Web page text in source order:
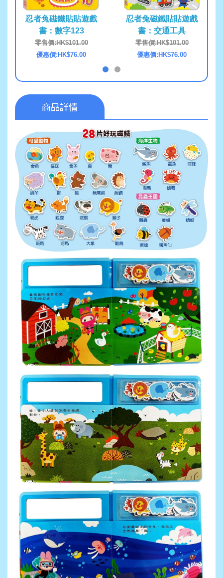
忍者兔磁鐵貼貼遊戲
書：數字123
零售價:HK$101.00
優惠價:HK$76.00
忍者兔磁鐵貼貼遊戲
書：交通工具
零售價:HK$101.00
優惠價:HK$76.00